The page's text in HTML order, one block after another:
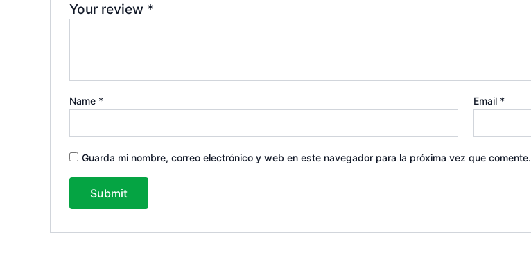
Your review *
Name * Email *
Guarda mi nombre, correo electrónico y web en este navegador para la próxima vez que comente.